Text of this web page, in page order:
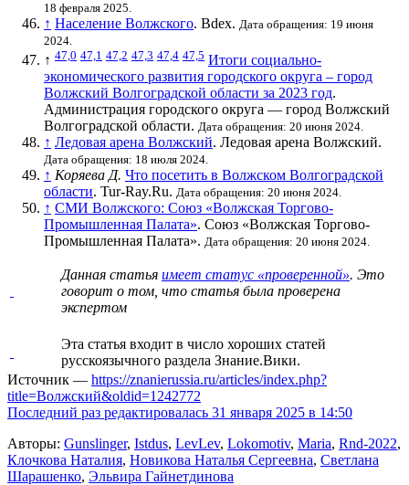
18 февраля 2025.
↑ Население Волжского. Bdex. Дата обращения: 19 июня
2024.
↑ 47,0 47,1 47,2 47,3 47,4 47,5 Итоги социально-
экономического развития городского округа – город
Волжский Волгоградской области за 2023 год.
Администрация городского округа — город Волжский
Волгоградской области. Дата обращения: 20 июня 2024.
↑ Ледовая арена Волжский. Ледовая арена Волжский.
Дата обращения: 18 июля 2024.
↑ Коряева Д. Что посетить в Волжском Волгоградской
области. Tur-Ray.Ru. Дата обращения: 20 июня 2024.
↑ СМИ Волжского: Союз «Волжская Торгово-
Промышленная Палата». Союз «Волжская Торгово-
Промышленная Палата». Дата обращения: 20 июня 2024.
Данная статья имеет статус «проверенной». Это
говорит о том, что статья была проверена
экспертом
Эта статья входит в число хороших статей
русскоязычного раздела Знание.Вики.
Источник — https://znanierussia.ru/articles/index.php?
title=Волжский&oldid=1242772
Последний раз редактировалась 31 января 2025 в 14:50
Авторы: Gunslinger, Istdus, LevLev, Lokomotiv, Maria, Rnd-2022,
Клочкова Наталия, Новикова Наталья Сергеевна, Светлана
Шарашенко, Эльвира Гайнетдинова